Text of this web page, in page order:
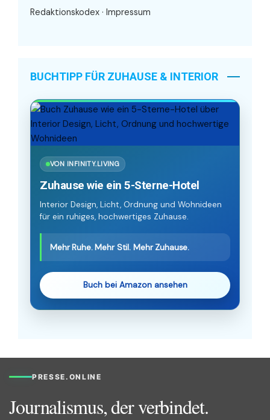
Redaktionskodex · Impressum
BUCHTIPP FÜR ZUHAUSE & INTERIOR
VON INFINITY.LIVING
Zuhause wie ein 5-Sterne-Hotel
Interior Design, Licht, Ordnung und Wohnideen
für ein ruhiges, hochwertiges Zuhause.
Mehr Ruhe. Mehr Stil. Mehr Zuhause.
Buch bei Amazon ansehen
PRESSE.ONLINE
Journalismus, der verbindet.